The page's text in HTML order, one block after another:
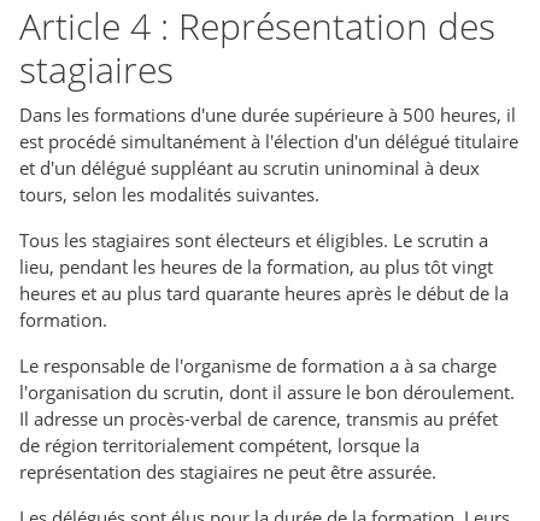
Article 4 : Représentation des
stagiaires
Dans les formations d'une durée supérieure à 500 heures, il
est procédé simultanément à l'élection d'un délégué titulaire
et d'un délégué suppléant au scrutin uninominal à deux
tours, selon les modalités suivantes.
Tous les stagiaires sont électeurs et éligibles. Le scrutin a
lieu, pendant les heures de la formation, au plus tôt vingt
heures et au plus tard quarante heures après le début de la
formation.
Le responsable de l'organisme de formation a à sa charge
l'organisation du scrutin, dont il assure le bon déroulement.
Il adresse un procès-verbal de carence, transmis au préfet
de région territorialement compétent, lorsque la
représentation des stagiaires ne peut être assurée.